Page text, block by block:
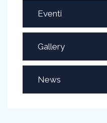
Eventi
Gallery
News